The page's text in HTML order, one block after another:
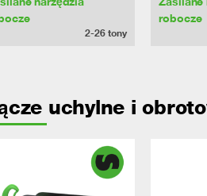
2-26tony
robocze
uchylne i